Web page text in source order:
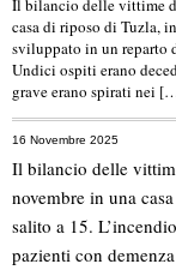
Il bilancio delle vittime
casa di riposo di Tuzla,
sviluppato in un reparto
Undici ospiti erano
grave erano spirati nei
16 Novembre 2025
Il bilancio delle
novembre in una
salito a 15.
pazienti con